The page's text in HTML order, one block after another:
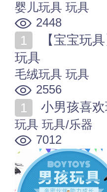
婴儿玩具 玩具
2448
玩具
毛绒玩具 玩具
2556
小男孩喜
玩具 玩具/乐器
7012